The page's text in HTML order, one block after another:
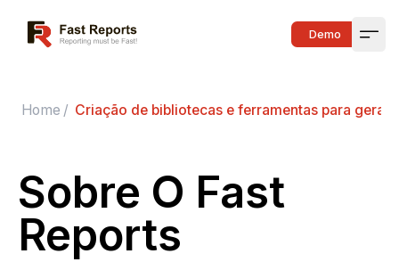
Fast Reports Demo
Home / Criação de bibliotecas e ferramentas para
Sobre O Fast
Reports